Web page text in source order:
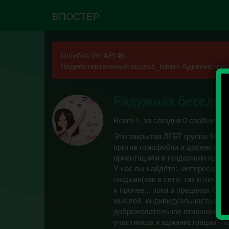
ВПОСТЕР
Ошибка VK API #5
Недействительный access_token!
Радужная
Всего 1, за сегодня 0 сообщений
Это закрытая ЛГБТ группа
против гомофобии и
ориентациям и гендерным
У нас вы найдёте: -интересный
людьми(как в сети, так и
и прочее... пока в пределах
мыслей -
доброжелательное отношение
участников и администрации